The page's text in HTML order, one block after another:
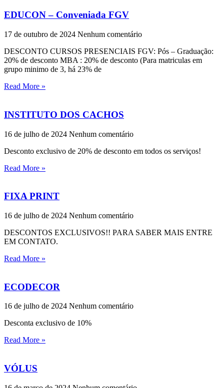
EDUCON – Conveniada FGV
17 de outubro de 2024 Nenhum comentário
DESCONTO CURSOS PRESENCIAIS FGV: Pós – Graduação:
20% de desconto MBA : 20% de desconto (Para matriculas em
grupo minimo de 3, há 23% de
Read More »
INSTITUTO DOS CACHOS
16 de julho de 2024 Nenhum comentário
Desconto exclusivo de 20% de desconto em todos os serviços!
Read More »
FIXA PRINT
16 de julho de 2024 Nenhum comentário
DESCONTOS EXCLUSIVOS!! PARA SABER MAIS ENTRE
EM CONTATO.
Read More »
ECODECOR
16 de julho de 2024 Nenhum comentário
Desconta exclusivo de 10%
Read More »
VÓLUS